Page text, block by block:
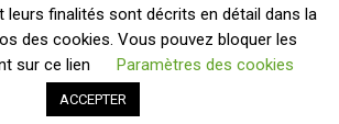
GRIDSBY BY MODERNTHEMES.NET
finalités sont décrits en détail dans la
des cookies. Vous pouvez bloquer les
sur ce lien
Paramètres des cookies
ACCEPTER